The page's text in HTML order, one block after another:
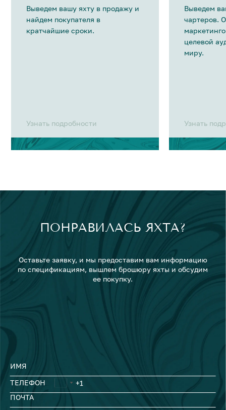
Выведем вашу яхту в продажу и
найдем покупателя в
кратчайшие сроки.
Узнать подробности
Выведем
чартеров.
целевой
миру.
Узнать
ПОНРАВИЛАСЬ ЯХТА?
Оставьте заявку, и мы предоставим вам информацию
по спецификациям, вышлем брошюру яхты и обсудим
ее покупку.
ИМЯ
ТЕЛЕФОН
ПОЧТА